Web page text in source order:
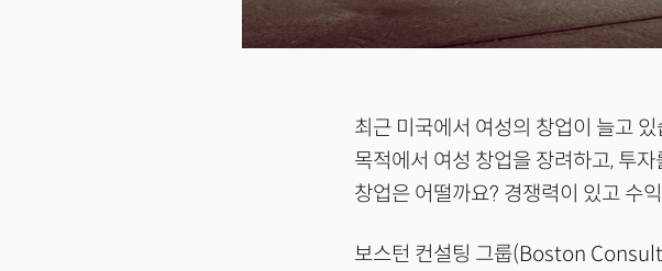
최근 미국에서 여성의 창업이 늘고
목적에서 여성 창업을 장려하고, 투
창업은 어떨까요? 경쟁력이 있고 수
보스턴 컨설팅 그룹(Boston